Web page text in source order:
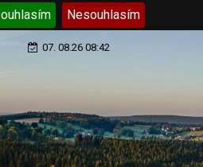
Nesouhlasím
07. 08.26 08:42